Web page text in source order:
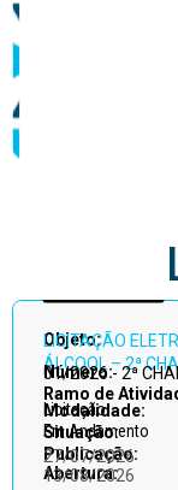
Acessar
todos
Objeto:
LICITAÇÃO
ÁLCOOL – 2ª
Número:
01/2026 - 2ª
Ramo de
Modalidade:
Licitação
Situação:
Em Andamento
Publicação:
27/07/2026
Abertura:
13/08/2026